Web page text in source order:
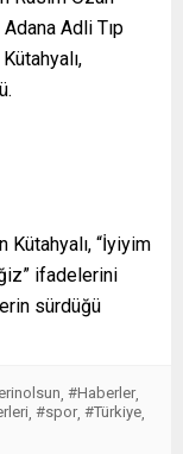
Adli Tıp
Kütahyalı, “İyiyim
ifadelerini
sürdüğü
#Haberler
#spor #Türkiye